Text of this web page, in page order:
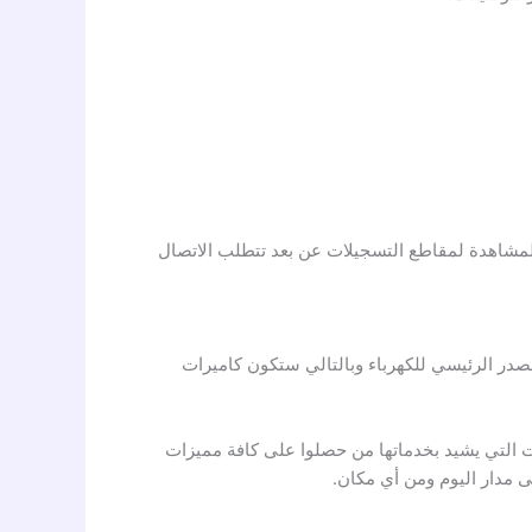
لمقاطع التسجيلات عن بعد تتطلب الاتصال
الرئيسي للكهرباء وبالتالي ستكون كاميرات
يشيد بخدماتها من حصلوا على كافة مميزات
مدار اليوم ومن أي مكان.